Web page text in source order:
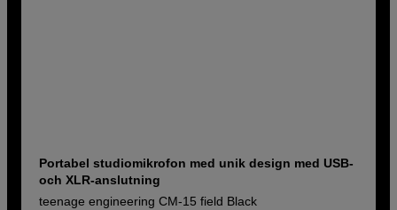
Portabel studiomikrofon med unik design med USB-
och XLR-anslutning
teenage engineering CM-15 field Black